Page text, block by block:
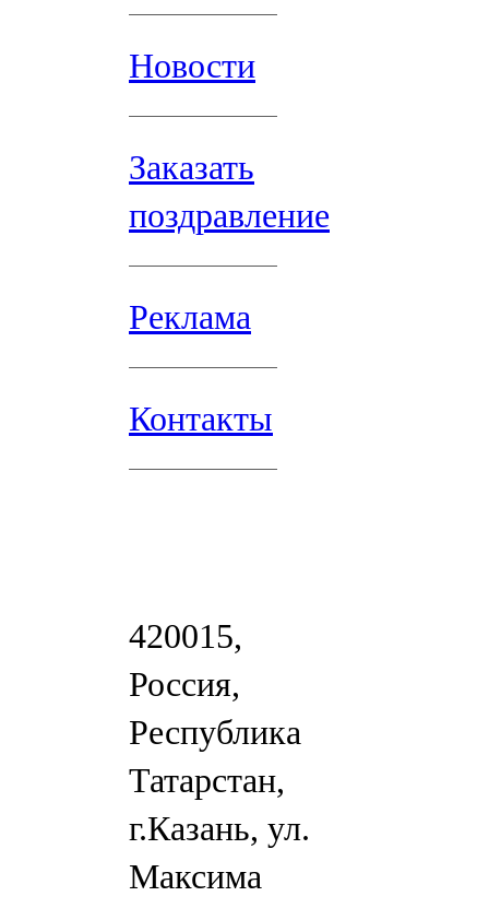
Новости
Заказать
поздравление
Реклама
Контакты
420015,
Россия,
Республика
Татарстан,
г.Казань, ул.
Максима